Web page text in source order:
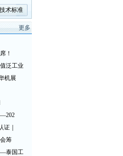
技术标准
更多
！
泛工业
机展
｜
筹
泰国工